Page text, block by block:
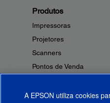
Produtos
Impressoras
Projetores
Scanners
Pontos de Venda
Microdispositivos
A EPSON utiliza cookies